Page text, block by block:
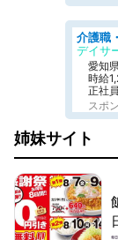
デイサ
愛知
時給
正社員
スポ
姉妹サイト